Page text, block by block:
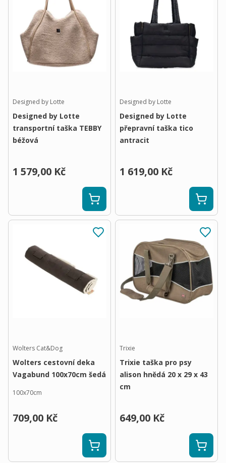
Designed by Lotte
Designed by Lotte
transportní taška TEBBY
béžová
1 579,00 Kč
Designed by Lotte
Designed by Lotte
přepravní taška tico
antracit
1 619,00 Kč
Wolters Cat&Dog
Wolters cestovní deka
Vagabund 100x70cm šedá
100x70cm
709,00 Kč
Trixie
Trixie taška pro psy
alison hnědá 20 x 29 x 43
cm
649,00 Kč